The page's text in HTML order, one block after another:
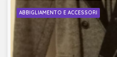
ABBIGLIAMENTO E ACCESSORI